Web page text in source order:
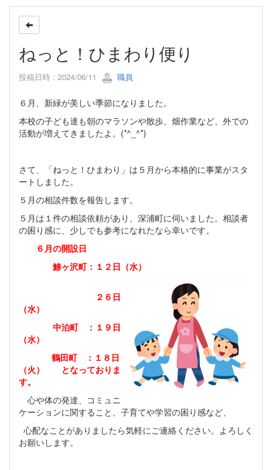
ねっと！ひまわり便り
投稿日時 : 2024/06/11 職員
６月、新緑が美しい季節になりました。
本校の子ども達も朝のマラソンや散歩、畑作業など、外での
活動が増えてきましたよ。(*^_^*)
さて、「ねっと！ひまわり」は５月から本格的に事業がスタ
ートしました。
５月の相談件数を報告します。
５月は１件の相談依頼があり、深浦町に伺いました。相談者
の困り感に、少しでも参考になれたなら幸いです。
６月の開設日
鯵ヶ沢町：１２日（水）
２６日
（水）
中泊町 ：１９日
（水）
鶴田町 ：１８日
（火） となっておりま
す。
心や体の発達、コミュニ
ケーションに関すること、子育てや学習の困り感など、
心配なことがありましたら気軽にご連絡ください。よろしく
お願いします。